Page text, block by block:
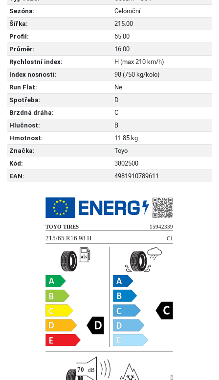
Sezóna: Celoroční
Šířka: 215.00
Profil: 65.00
Průměr: 16.00
Rychlostní index: H (max 210 km/h)
Index nosnosti: 98 (750 kg/kolo)
Run Flat: Ne
Spotřeba: D
Brzdná dráha: C
Hlučnost: B
Hmotnost: 11.85 kg
Značka: Toyo
Kód: 3802500
EAN: 4981910789611